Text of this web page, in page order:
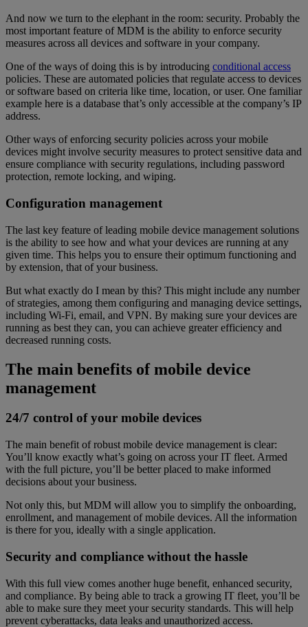
And now we turn to the elephant in the room: security. Probably the
most important feature of MDM is the ability to enforce security
measures across all devices and software in your company.
One of the ways of doing this is by introducing conditional access
policies. These are automated policies that regulate access to devices
or software based on criteria like time, location, or user. One familiar
example here is a database that’s only accessible at the company’s IP
address.
Other ways of enforcing security policies across your mobile
devices might involve security measures to protect sensitive data and
ensure compliance with security regulations, including password
protection, remote locking, and wiping.
Configuration management
The last key feature of leading mobile device management solutions
is the ability to see how and what your devices are running at any
given time. This helps you to ensure their optimum functioning and
by extension, that of your business.
But what exactly do I mean by this? This might include any number
of strategies, among them configuring and managing device settings,
including Wi-Fi, email, and VPN. By making sure your devices are
running as best they can, you can achieve greater efficiency and
decreased running costs.
The main benefits of mobile device
management
24/7 control of your mobile devices
The main benefit of robust mobile device management is clear:
You’ll know exactly what’s going on across your IT fleet. Armed
with the full picture, you’ll be better placed to make informed
decisions about your business.
Not only this, but MDM will allow you to simplify the onboarding,
enrollment, and management of mobile devices. All the information
is there for you, ideally with a single application.
Security and compliance without the hassle
With this full view comes another huge benefit, enhanced security,
and compliance. By being able to track a growing IT fleet, you’ll be
able to make sure they meet your security standards. This will help
prevent cyberattacks, data leaks and unauthorized access.